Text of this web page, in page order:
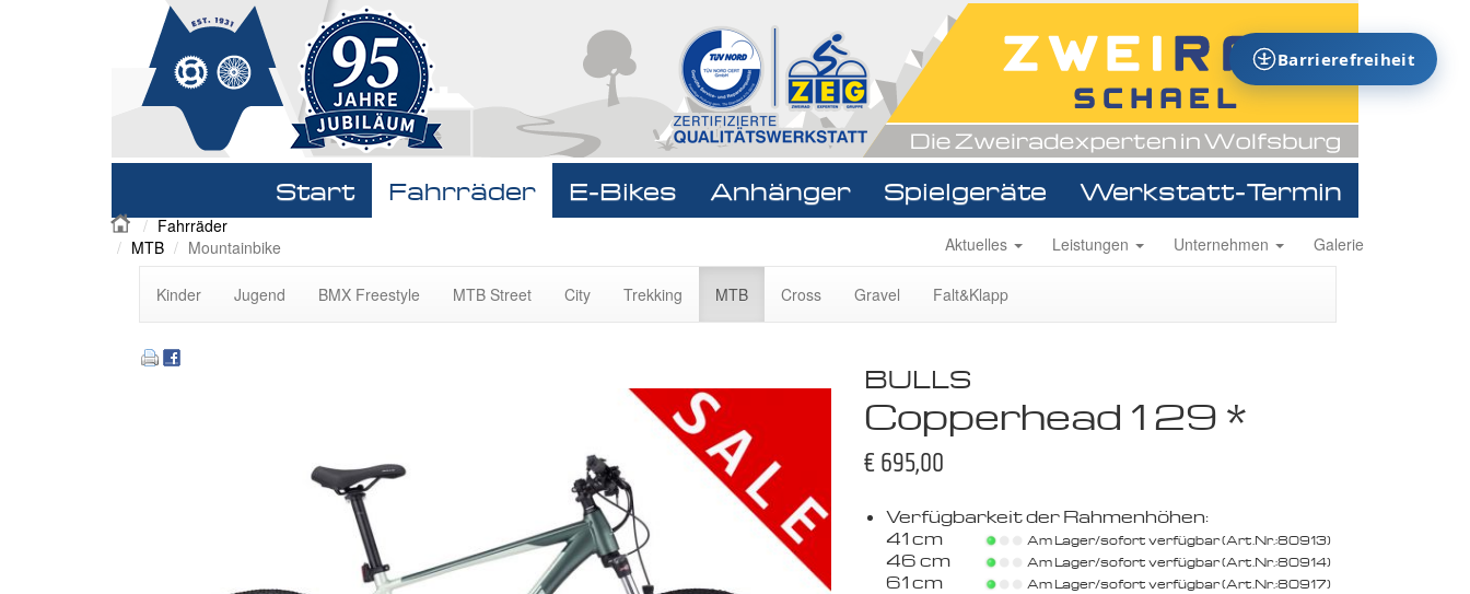
Navigation
überspringen
Start Fahrräder E-Bikes Anhänger Spielgeräte Werkstatt-Termin
Fahrräder
MTB
Mountainbike
Navigation
Aktuelles Leistungen Unternehmen
Galerie
überspringen
Kinder Jugend BMX Freestyle MTB Street City Trekking MTB Cross Gravel Falt&Klapp
BULLS
Copperhead 1 29 *
€ 695,00
Verfügbarkeit der Rahmenhöhen:
41 cm
Am Lager/sofort verfügbar (Art.Nr.:80913)
46 cm Am Lager/sofort verfügbar (Art.Nr.:80914)
61 cm Am Lager/sofort verfügbar (Art.Nr.:80917)
Barrierefreiheit